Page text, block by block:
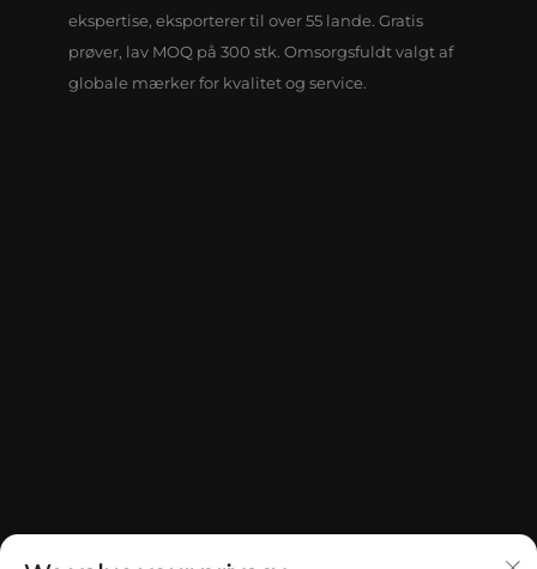
ekspertise, eksporterer til over 55 lande. Gratis
prøver, lav MOQ på 300 stk. Omsorgsfuldt valgt af
globale mærker for kvalitet og service.